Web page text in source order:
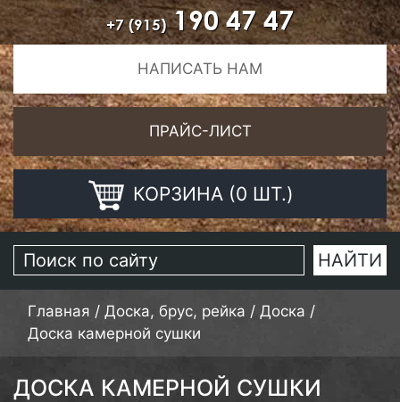
+7 (915)190 47 47
НАПИСАТЬ НАМ
ПРАЙС-ЛИСТ
КОРЗИНА (0 ШТ.)
Главная / Доска, брус, рейка / Доска /
Доска камерной сушки
ДОСКА КАМЕРНОЙ СУШКИ